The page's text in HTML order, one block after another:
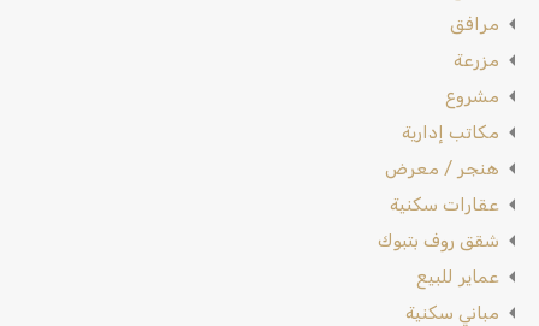
مرافق
مزرعة
مشروع
مكاتب إدارية
هنجر / معرض
عقارات سكنية
شقق روف بتبوك
عماير للبيع
مباني سكنية